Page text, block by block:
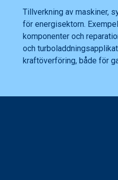
Tillverkning av maskiner,
för energisektorn.
komponenter och
och
kraftöverföring, både för